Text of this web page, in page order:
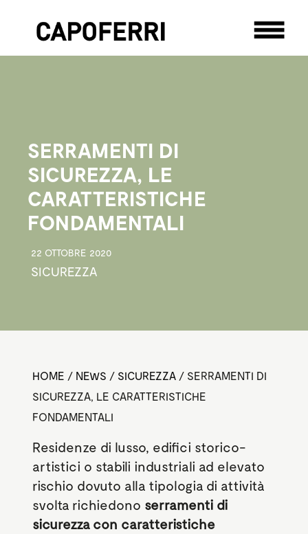
SERRAMENTI DI
SICUREZZA, LE
CARATTERISTICHE
FONDAMENTALI
22 OTTOBRE 2020
SICUREZZA
HOME / NEWS / SICUREZZA/ SERRAMENTI DI
SICUREZZA, LE CARATTERISTICHE
FONDAMENTALI
Residenze di lusso, edifici storico-
artistici o stabili industriali ad elevato
rischio dovuto alla tipologia di attività
svolta richiedono serramenti di
sicurezza con caratteristiche